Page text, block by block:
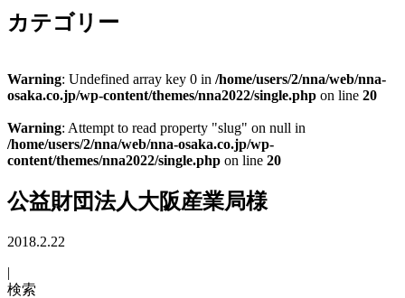
カテゴリー
Warning: Undefined array key 0 in /home/users/2/nna/web/nna-
osaka.co.jp/wp-content/themes/nna2022/single.php on line 20
Warning: Attempt to read property "slug" on null in
/home/users/2/nna/web/nna-osaka.co.jp/wp-
content/themes/nna2022/single.php on line 20
公益財団法人大阪産業局様
2018.2.22
|
検索